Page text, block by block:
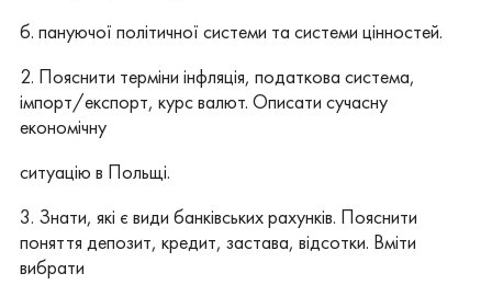
б. пануючої політичної системи та системи цінностей.
2. Пояснити терміни інфляція, податкова система,
імпорт/експорт, курс валют. Описати сучасну
економічну
ситуацію в Польщі.
3. Знати, які є види банківських рахунків. Пояснити
поняття депозит, кредит, застава, відсотки. Вміти
вибрати